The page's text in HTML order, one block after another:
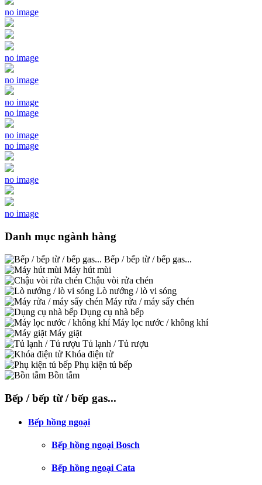
no image
no image
no image
no image
no image
no image
no image
no image
no image
Danh mục ngành hàng
Bếp / bếp từ / bếp gas...
Máy hút mùi
Chậu vòi rửa chén
Lò nướng / lò vi sóng
Máy rửa / máy sấy chén
Dụng cụ nhà bếp
Máy lọc nước / không khí
Máy giặt
Tủ lạnh / Tủ rượu
Khóa điện tử
Phụ kiện tủ bếp
Bồn tắm
Bếp / bếp từ / bếp gas...
Bếp hồng ngoại
Bếp hồng ngoại Bosch
Bếp hồng ngoại Cata